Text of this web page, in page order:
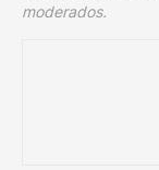
moderados.